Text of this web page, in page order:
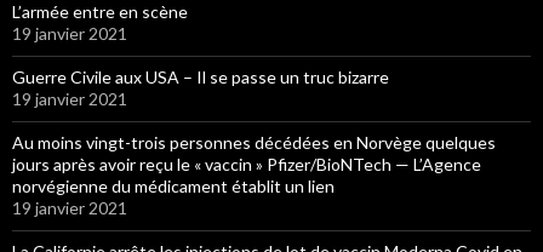
L’armée entre en scène
19 janvier 2021
Guerre Civile aux USA – Il se passe un truc bizarre
19 janvier 2021
Au moins vingt-trois personnes décédées en Norvège quelques
jours après avoir reçu le « vaccin » Pfizer/BioNTech — L’Agence
norvégienne du médicament établit un lien
19 janvier 2021